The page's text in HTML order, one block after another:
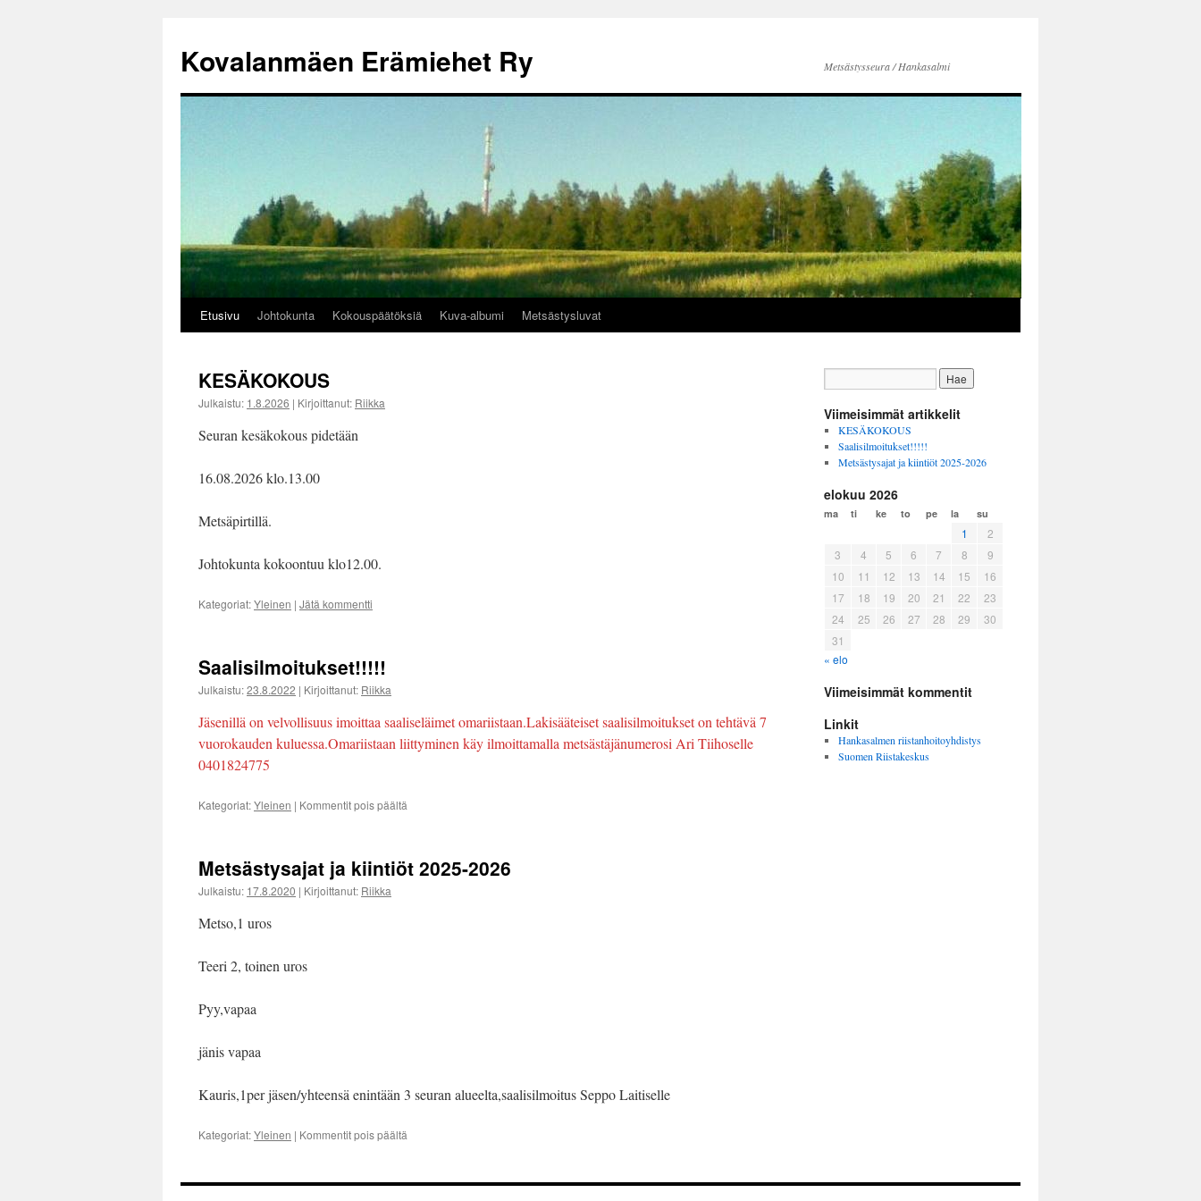
Kovalanmäen Erämiehet Ry Metsästysseura / Hankasalmi
Etusivu Johtokunta Kokouspäätöksiä Kuva-albumi Metsästysluvat
KESÄKOKOUS
Julkaistu: 1.8.2026 | Kirjoittanut: Riikka
Seuran kesäkokous pidetään
16.08.2026 klo.13.00
Metsäpirtillä.
Johtokunta kokoontuu klo12.00.
Kategoriat:Yleinen | Jätä kommentti
Saalisilmoitukset!!!!!
Julkaistu:23.8.2022 | Kirjoittanut: Riikka
Jäsenillä on velvollisuus imoittaa saaliseläimet omariistaan.Lakisääteiset saalisilmoitukset on tehtävä 7
vuorokauden kuluessa.Omariistaan liittyminen käy ilmoittamalla metsästäjänumerosi Ari Tiihoselle
0401824775
Kategoriat:Yleinen | Kommentit pois päältä
Metsästysajat ja kiintiöt 2025-2026
Julkaistu: 17.8.2020 | Kirjoittanut: Riikka
Metso,1 uros
Teeri 2, toinen uros
Pyy,vapaa
jänis vapaa
Kauris,1per jäsen/yhteensä enintään 3 seuran alueelta,saalisilmoitus Seppo Laitiselle
Kategoriat:Yleinen | Kommentit pois päältä
kiintiöt
Viimeisimmät artikkelit
KESÄKOKOUS
Saalisilmoitukset!!!!!
Metsästysajat ja kiintiöt 2025-2026
elokuu 2026
ma ti ke to pe la su
1
2
3
4 5 6 7 8
9
10
11 12 13 14 15
16
17
18 19 20 21 22
23
24
25 26 27 28 29
30
31
« elo
Viimeisimmät kommentit
Linkit
Hankasalmen riistanhoitoyhdistys
Suomen Riistakeskus